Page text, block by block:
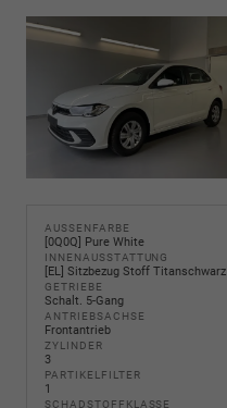
AUSSENFARBE
[0Q0Q] Pure White
INNENAUSSTATTUNG
[EL] Sitzbezug Stoff Titanschwarz
GETRIEBE
Schalt. 5-Gang
ANTRIEBSACHSE
Frontantrieb
ZYLINDER
3
PARTIKELFILTER
1
SCHADSTOFFKLASSE